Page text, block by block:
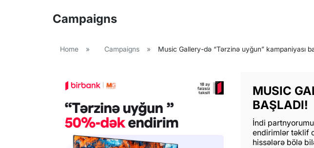
Campaigns
Home » Campaigns » Music Gallery-də “Tərzinə uyğun” kampaniyası
MUSIC
BAŞLADI!
İndi
endirimlər təklif
hissələrə bölə